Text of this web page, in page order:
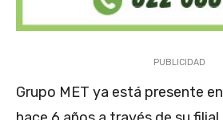
PUBLICIDAD
Grupo MET ya está presente